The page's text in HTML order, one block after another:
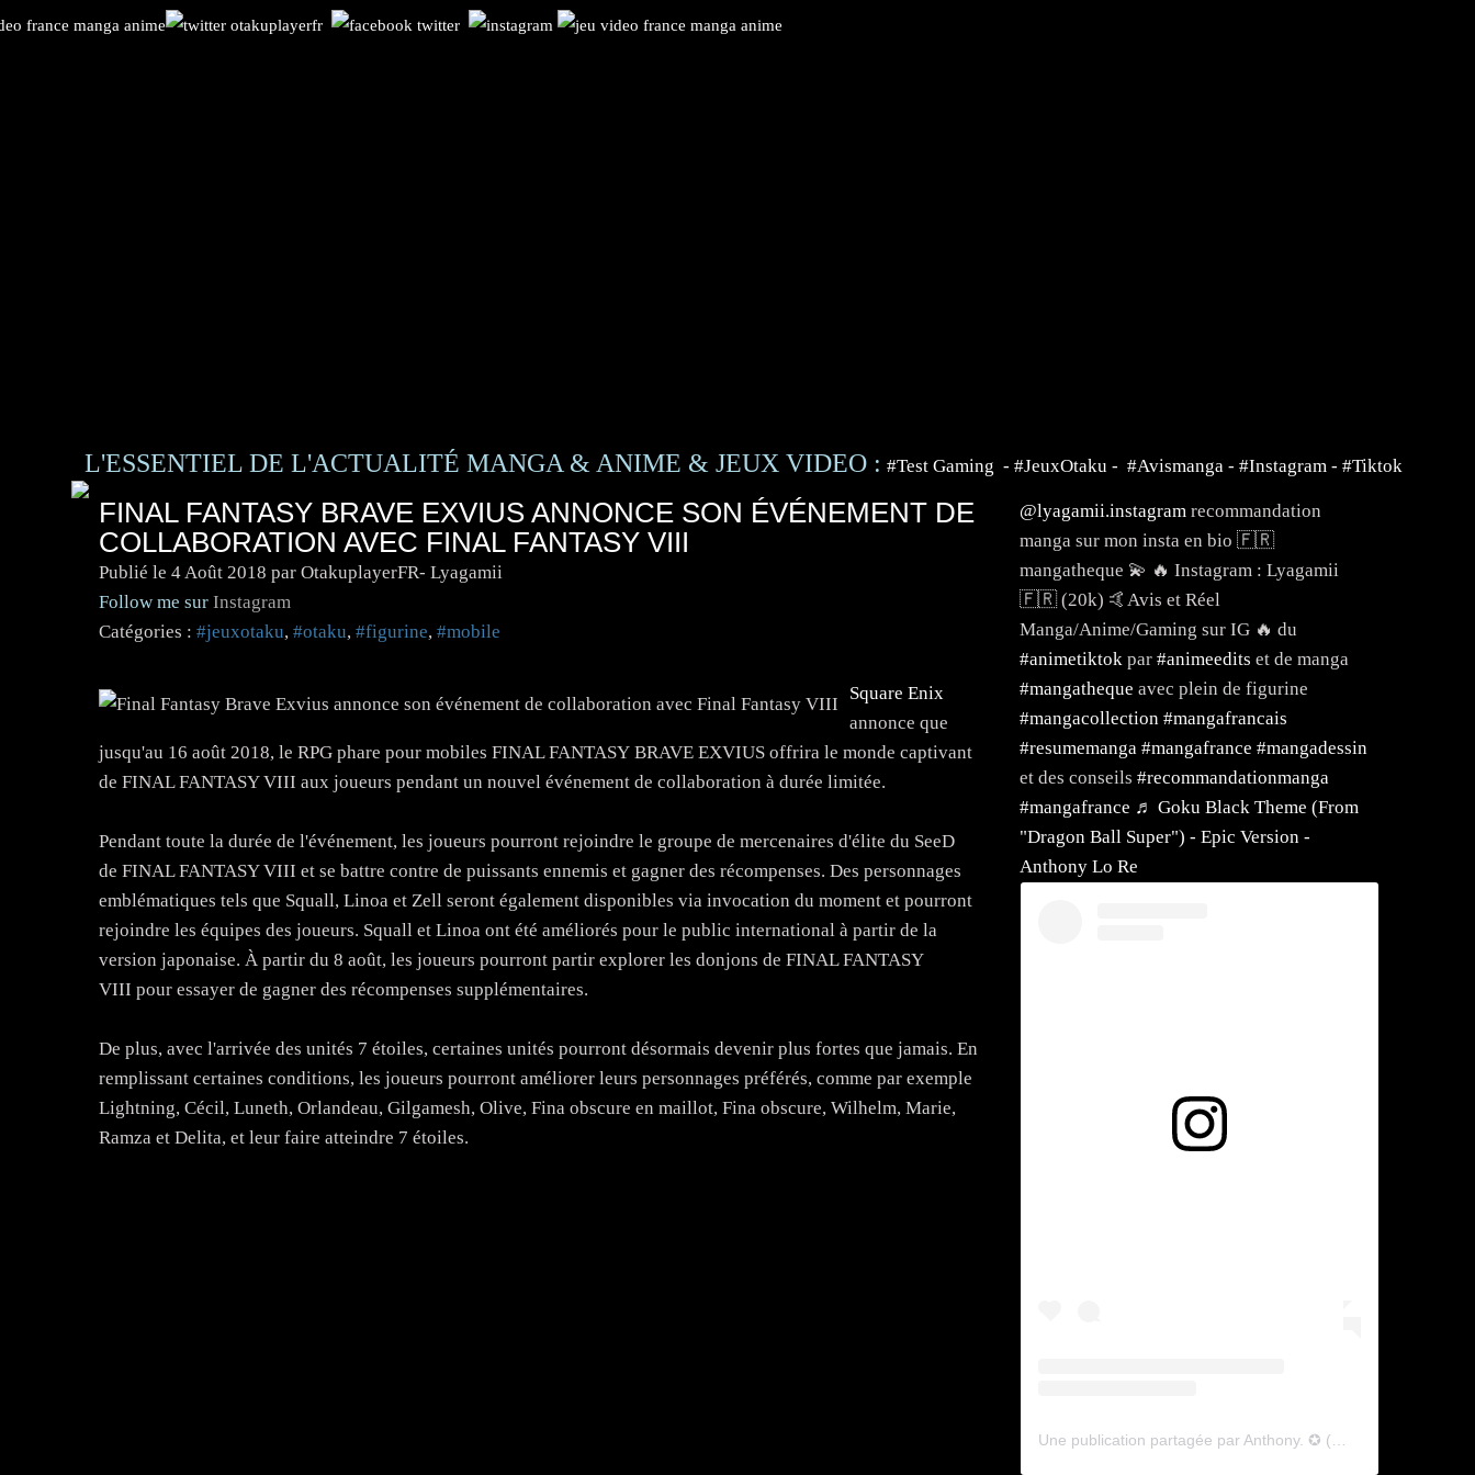
L'ESSENTIEL DE L'ACTUALITÉ MANGA & ANIME & JEUX VIDEO : #Test Gaming - #JeuxOtaku - #Avismanga - #Instagram - #Tiktok
FINAL FANTASY BRAVE EXVIUS ANNONCE SON ÉVÉNEMENT DE
COLLABORATION AVEC FINAL FANTASY VIII
Publié le 4 Août 2018 par OtakuplayerFR- Lyagamii
Follow me sur Instagram
Catégories : #jeuxotaku, #otaku, #figurine, #mobile
Square Enix
annonce que
jusqu'au 16 août 2018, le RPG phare pour mobiles FINAL FANTASY BRAVE EXVIUS offrira le monde captivant
de FINAL FANTASY VIII aux joueurs pendant un nouvel événement de collaboration à durée limitée.
Pendant toute la durée de l'événement, les joueurs pourront rejoindre le groupe de mercenaires d'élite du SeeD
de FINAL FANTASY VIII et se battre contre de puissants ennemis et gagner des récompenses. Des personnages
emblématiques tels que Squall, Linoa et Zell seront également disponibles via invocation du moment et pourront
rejoindre les équipes des joueurs. Squall et Linoa ont été améliorés pour le public international à partir de la
version japonaise. À partir du 8 août, les joueurs pourront partir explorer les donjons de FINAL FANTASY
VIII pour essayer de gagner des récompenses supplémentaires.
De plus, avec l'arrivée des unités 7 étoiles, certaines unités pourront désormais devenir plus fortes que jamais. En
remplissant certaines conditions, les joueurs pourront améliorer leurs personnages préférés, comme par exemple
Lightning, Cécil, Luneth, Orlandeau, Gilgamesh, Olive, Fina obscure en maillot, Fina obscure, Wilhelm, Marie,
Ramza et Delita, et leur faire atteindre 7 étoiles.
@lyagamii.instagram recommandation
manga sur mon insta en bio 🇫🇷
mangatheque 💫 🔥 Instagram : Lyagamii
🇫🇷 (20k) 🤙Avis et Réel
Manga/Anime/Gaming sur IG 🔥 du
#animetiktok par #animeedits et de manga
#mangatheque avec plein de figurine
#mangacollection #mangafrancais
#resumemanga #mangafrance #mangadessin
et des conseils #recommandationmanga
#mangafrance ♬ Goku Black Theme (From
"Dragon Ball Super") - Epic Version -
Anthony Lo Re